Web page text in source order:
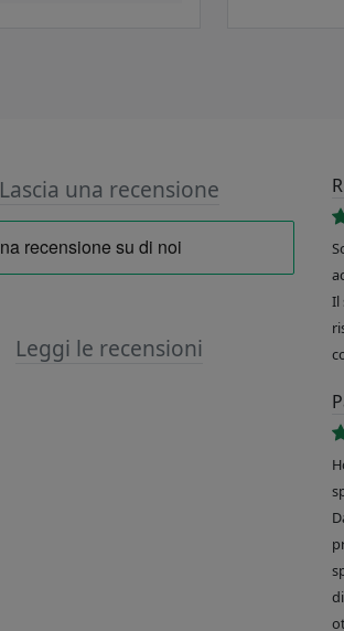
Lascia una recensione
Leggi le recensioni
Il